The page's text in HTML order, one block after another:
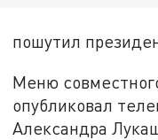
пошутил
Меню
опубликовал
Александра